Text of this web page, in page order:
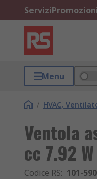
Servizi
Menu
/ HVAC,
Ventola
cc 7.92
Codice RS: 101-590